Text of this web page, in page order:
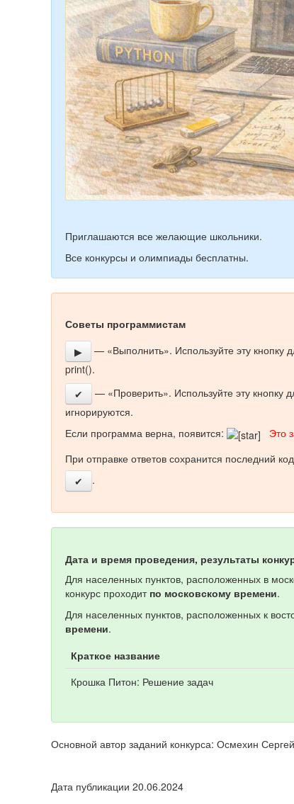
Приглашаются все желающие школьники.
Все конкурсы и олимпиады бесплатны.
Советы программистам
▶
— «Выполнить». Используйте эту
print().
✔
— «Проверить». Используйте эту кнопку
игнорируются.
Если программа верна, появится:
Это
При отправке ответов сохранится последний
✔
.
Дата и время проведения, результаты
Для населенных пунктов, расположенных в
конкурс проходит по московскому времени.
Для населенных пунктов, расположенных к
времени.
Краткое название
Крошка Питон: Решение задач
Основной автор заданий конкурса: Осмехин
Дата публикации 20.06.2024